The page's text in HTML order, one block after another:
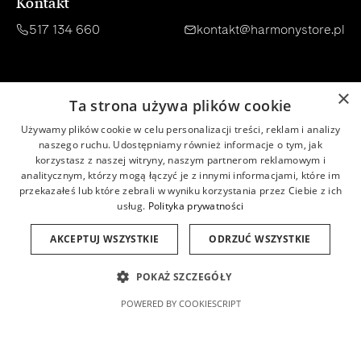
517 134 660 kontakt@harmonystore.pl
Opinie klientów
Konsultacja
Dostawa
Płatności
Zwroty
Program lojalnościowy
O nas
Regulamin
Polityka prywatności
Newsletter
Baza wiedzy
Baza składników INCI
×
Ta strona używa plików cookie
Używamy plików cookie w celu personalizacji treści, reklam i analizy
naszego ruchu. Udostępniamy również informacje o tym, jak
korzystasz z naszej witryny, naszym partnerom reklamowym i
analitycznym, którzy mogą łączyć je z innymi informacjami, które im
przekazałeś lub które zebrali w wyniku korzystania przez Ciebie z ich
usług. Polityka prywatności
AKCEPTUJ WSZYSTKIE ODRZUĆ WSZYSTKIE
POKAŻ SZCZEGÓŁY
POWERED BY COOKIESCRIPT